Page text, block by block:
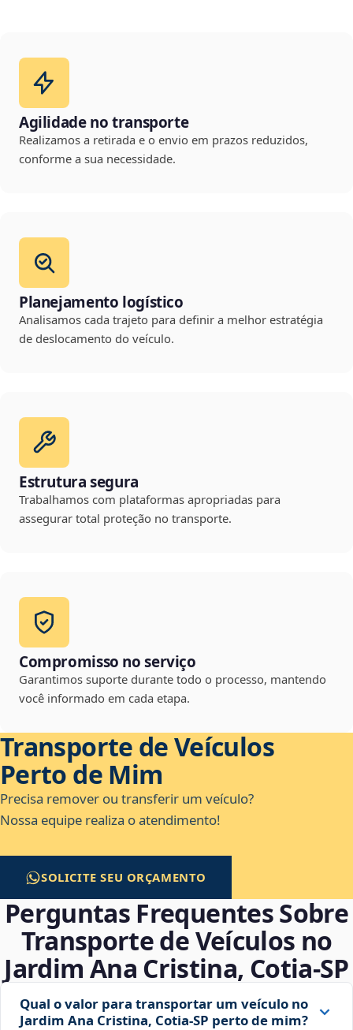
Agilidade no transporte
Realizamos a retirada e o envio em prazos reduzidos,
conforme a sua necessidade.
Planejamento logístico
Analisamos cada trajeto para definir a melhor estratégia
de deslocamento do veículo.
Estrutura segura
Trabalhamos com plataformas apropriadas para
assegurar total proteção no transporte.
Compromisso no serviço
Garantimos suporte durante todo o processo, mantendo
você informado em cada etapa.
Transporte de Veículos
Perto de Mim
Precisa remover ou transferir um veículo?
Nossa equipe realiza o atendimento!
SOLICITE SEU ORÇAMENTO
Perguntas Frequentes Sobre
Transporte de Veículos no
Jardim Ana Cristina, Cotia‑SP
Qual o valor para transportar um veículo no
Jardim Ana Cristina, Cotia‑SP perto de mim?